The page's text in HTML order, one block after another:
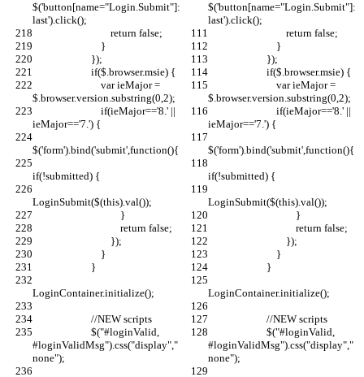
$('button[name="Login.Submit"]:
last').click();
$('button[name="Login.Submit"]:
last').click();
                                return false;
                                return false;
                            }
                            }
                        });
                        });
                        if($.browser.msie) {
                        if($.browser.msie) {
$.browser.version.substring(0,2);
$.browser.version.substring(0,2);
ieMajor=='7.') {
ieMajor=='7.') {
$('form').bind('submit',function(){ $('form').bind('submit',function(){
if(!submitted) { if(!submitted) {
LoginSubmit($(this).val());
LoginSubmit($(this).val());
                                    }
                                    }
                                    return false;
                                    return false;
                                });
                                });
                            }
                            }
                        }
                        }
LoginContainer.initialize(); LoginContainer.initialize();
                        //NEW scripts
                        //NEW scripts
#loginValidMsg").css("display","
none");
#loginValidMsg").css("display","
none");